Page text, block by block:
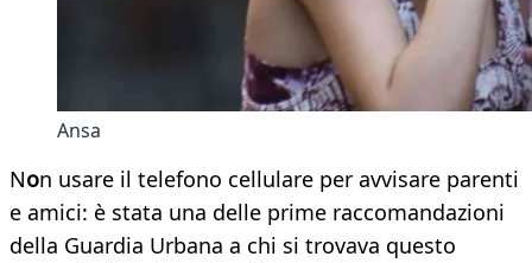
Ansa
Non usare il telefono cellulare per avvisare parenti
e amici: è stata una delle prime raccomandazioni
della Guardia Urbana a chi si trovava questo